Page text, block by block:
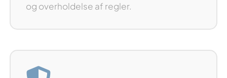
og overholdelse af regler.